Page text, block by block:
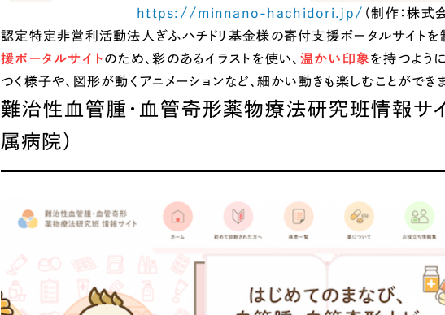
アウトソーシング（代行支援）
リープ・プロジェクト
「採用強化」を目的とした採用業務代行
Company
会社情報
https://minnano-hachidori.jp/ （制作：株式
認定特定非営利活動法人ぎふハチドリ基金様の寄付支援ポータルサイトを
援ポータルサイトのため、彩のあるイラストを使い、 温かい印象を持つよう
つく様子や、図形が動くアニメーションなど、細かい動きも楽しむことができま
難治性血管腫・血管奇形薬物療法研究班情報サ
属病院）